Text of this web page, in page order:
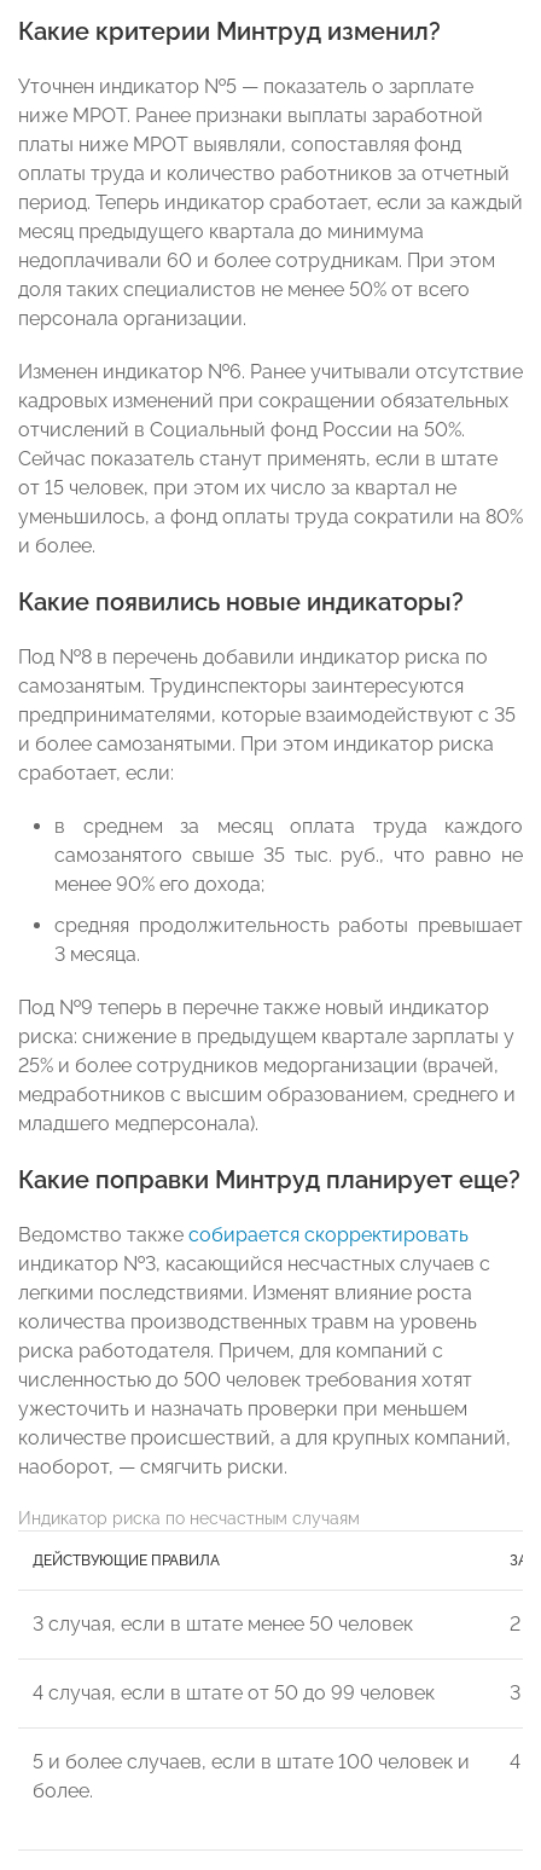
Какие критерии Минтруд изменил?
Уточнен индикатор №5 — показатель о зарплате
ниже МРОТ. Ранее признаки выплаты заработной
платы ниже МРОТ выявляли, сопоставляя фонд
оплаты труда и количество работников за отчетный
период. Теперь индикатор сработает, если за каждый
месяц предыдущего квартала до минимума
недоплачивали 60 и более сотрудникам. При этом
доля таких специалистов не менее 50% от всего
персонала организации.
Изменен индикатор №6. Ранее учитывали отсутствие
кадровых изменений при сокращении обязательных
отчислений в Социальный фонд России на 50%.
Сейчас показатель станут применять, если в штате
от 15 человек, при этом их число за квартал не
уменьшилось, а фонд оплаты труда сократили на 80%
и более.
Какие появились новые индикаторы?
Под №8 в перечень добавили индикатор риска по
самозанятым. Трудинспекторы заинтересуются
предпринимателями, которые взаимодействуют с 35
и более самозанятыми. При этом индикатор риска
сработает, если:
в среднем за месяц оплата труда каждого
самозанятого свыше 35 тыс. руб., что равно не
менее 90% его дохода;
средняя продолжительность работы превышает
3 месяца.
Под №9 теперь в перечне также новый индикатор
риска: снижение в предыдущем квартале зарплаты у
25% и более сотрудников медорганизации (врачей,
медработников с высшим образованием, среднего и
младшего медперсонала).
Какие поправки Минтруд планирует еще?
Ведомство также собирается скорректировать
индикатор №3, касающийся несчастных случаев с
легкими последствиями. Изменят влияние роста
количества производственных травм на уровень
риска работодателя. Причем, для компаний с
численностью до 500 человек требования хотят
ужесточить и назначать проверки при меньшем
количестве происшествий, а для крупных компаний,
наоборот, — смягчить риски.
Индикатор риска по несчастным случаям
ДЕЙСТВУЮЩИЕ ПРАВИЛА
3 случая, если в штате менее 50 человек 2
4 случая, если в штате от 50 до 99 человек 3
5 и более случаев, если в штате 100 человек и
более.
4